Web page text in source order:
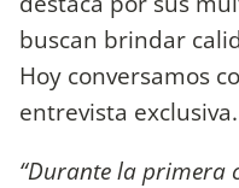
buscan brindar
Hoy conversamos
entrevista exclusiva.
“Durante la primera